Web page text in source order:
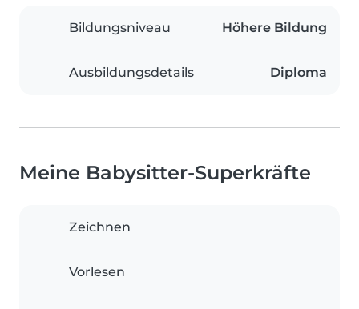
Bildungsniveau Höhere Bildung
Ausbildungsdetails Diploma
Meine Babysitter-Superkräfte
Zeichnen
Vorlesen